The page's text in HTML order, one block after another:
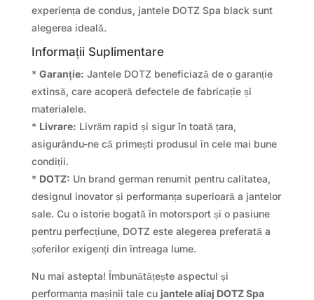
experiența de condus, jantele DOTZ Spa black sunt
alegerea ideală.
Informații Suplimentare
* Garanție: Jantele DOTZ beneficiază de o garanție
extinsă, care acoperă defectele de fabricație și
materialele.
* Livrare: Livrăm rapid și sigur în toată țara,
asigurându-ne că primești produsul în cele mai bune
condiții.
* DOTZ: Un brand german renumit pentru calitatea,
designul inovator și performanța superioară a jantelor
sale. Cu o istorie bogată în motorsport și o pasiune
pentru perfecțiune, DOTZ este alegerea preferată a
șoferilor exigenți din întreaga lume.
Nu mai astepta! Îmbunătățește aspectul și
performanța mașinii tale cu jantele aliaj DOTZ Spa